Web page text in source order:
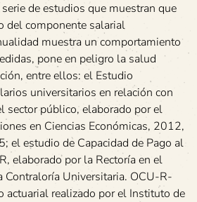
de estudios que muestran que
del componente salarial
muestra un comportamiento
pone en peligro la salud
entre ellos: el Estudio
universitarios en relación con
sector público, elaborado por el
en Ciencias Económicas, 2012,
el estudio de Capacidad de Pago al
elaborado por la Rectoría en el
Universitaria. OCU-R-
realizado por el Instituto de